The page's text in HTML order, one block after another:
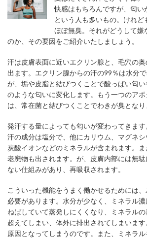
快感はもちろんですが、匂い
という人も多いもの。けれど
ほぼ無臭。それがどうして嫌
のか、その要因をご紹介いたしましょう。
汗は皮膚表面に近いエクリン腺と、毛穴の
出ます。エクリン腺からの汗の99％は水分
が、垢や皮脂と結びつくことで酸っぱい匂
のような匂いに変化します。もう一つのア
は、常在菌と結びつくことでわきが臭となり
発汗する量によっても匂いが変わってきま
汗の成分は塩分で、他にカリウム、マグネ
炭酸イオンなどのミネラルが含まれます。
老廃物も出されます。が、皮膚内部には無
ない仕組みがあり、再吸収されます。
こういった機能をうまく働かせるためには、
必要があります。水分が少なく、ミネラル
ねばしていて蒸発しにくくなり、ミネラル
超えてしまい、体外に排出されてしまいま
原因となってしまうのです。また、ミネラル